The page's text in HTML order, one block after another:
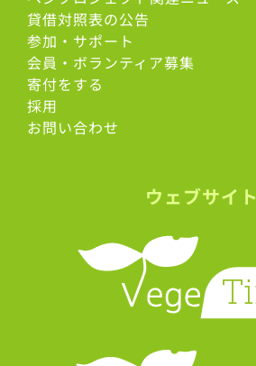
貸借対照表の公告
参加・サポート
会員・ボランティア募集
寄付をする
採用
お問い合わせ
ウェブサイト